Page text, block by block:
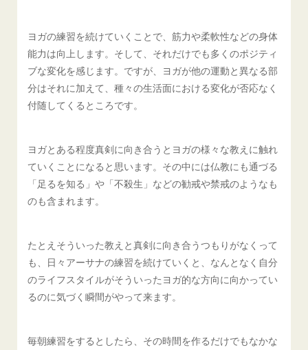
ヨガの練習を続けていくことで、筋力や柔軟性などの身体
能力は向上します。そして、それだけでも多くのポジティ
ブな変化を感じます。ですが、ヨガが他の運動と異なる部
分はそれに加えて、種々の生活面における変化が否応なく
付随してくるところです。
ヨガとある程度真剣に向き合うとヨガの様々な教えに触れ
ていくことになると思います。その中には仏教にも通づる
「足るを知る」や「不殺生」などの勧戒や禁戒のようなも
のも含まれます。
たとえそういった教えと真剣に向き合うつもりがなくって
も、日々アーサナの練習を続けていくと、なんとなく自分
のライフスタイルがそういったヨガ的な方向に向かってい
るのに気づく瞬間がやって来ます。
毎朝練習をするとしたら、その時間を作るだけでもなかな